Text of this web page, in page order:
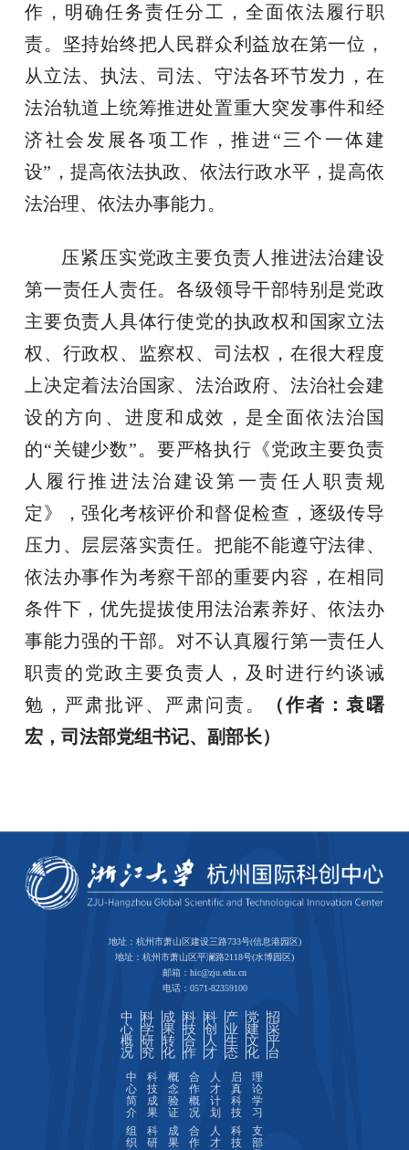
作，明确任务责任分工，全面依法履行职
责。坚持始终把人民群众利益放在第一位，
从立法、执法、司法、守法各环节发力，在
法治轨道上统筹推进处置重大突发事件和经
济社会发展各项工作，推进“三个一体建
设”，提高依法执政、依法行政水平，提高依
法治理、依法办事能力。
压紧压实党政主要负责人推进法治建设
第一责任人责任。各级领导干部特别是党政
主要负责人具体行使党的执政权和国家立法
权、行政权、监察权、司法权，在很大程度
上决定着法治国家、法治政府、法治社会建
设的方向、进度和成效，是全面依法治国
的“关键少数”。要严格执行《党政主要负责
人履行推进法治建设第一责任人职责规
定》，强化考核评价和督促检查，逐级传导
压力、层层落实责任。把能不能遵守法律、
依法办事作为考察干部的重要内容，在相同
条件下，优先提拔使用法治素养好、依法办
事能力强的干部。对不认真履行第一责任人
职责的党政主要负责人，及时进行约谈诫
勉，严肃批评、严肃问责。
（作者： 袁曙
宏 ，司法部党组书记、副部长）
地址：杭州市萧山区建设三路733号(信息港园区)
地址：杭州市萧山区平澜路2118号(水博园区)
邮箱：hic@zju.edu.cn
电话：0571-82359100
中
心
概
况
中
心
简
介
组
织
科
学
研
究
科
技
成
果
科
研
成
果
转
化
概
念
验
证
成
果
科
技
合
作
合
作
概
况
合
作
科
创
人
才
人
才
计
划
人
才
产
业
生
态
启
真
科
技
科
技
党
建
文
化
理
论
学
习
支
部
招
采
平
台